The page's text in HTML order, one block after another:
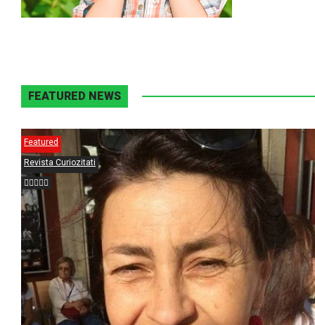
FEATURED NEWS
Featured
Revista Curiozitati